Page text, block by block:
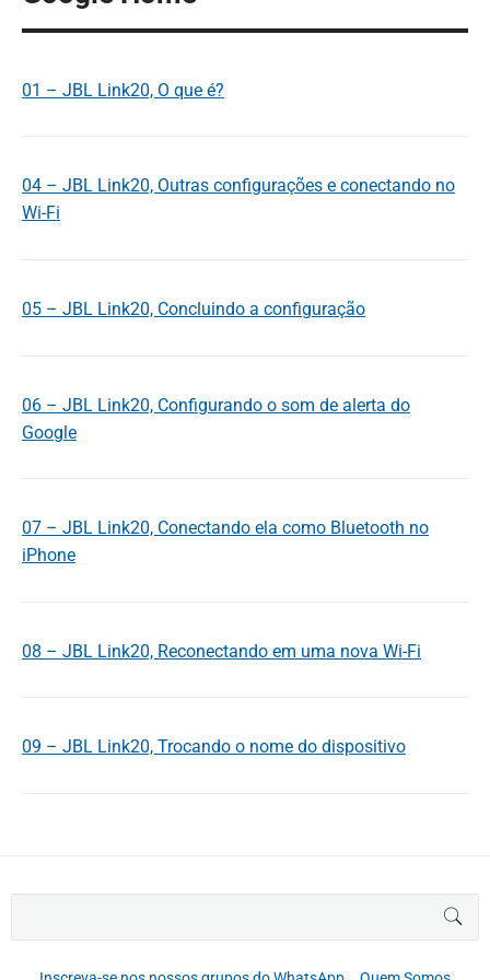
01 – JBL Link20, O que é?
04 – JBL Link20, Outras configurações e conectando no
Wi-Fi
05 – JBL Link20, Concluindo a configuração
06 – JBL Link20, Configurando o som de alerta do
Google
07 – JBL Link20, Conectando ela como Bluetooth no
iPhone
08 – JBL Link20, Reconectando em uma nova Wi-Fi
09 – JBL Link20, Trocando o nome do dispositivo